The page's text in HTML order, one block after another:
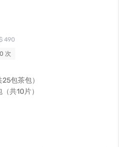
費者享有商品到貨７天鑑賞期
別提醒：依據規範「鑑賞期並
／使用以致缺乏完整性即失去
者之衛生安全，恕無法退貨。
於此規範）
完整外包裝及外箱完整性，需
拆封使用過、外包裝封口貼及
毀損壞等均恕無法辦理退換
購人之四樣購買相關證明，訂
490
次
包茶包）
共10片）